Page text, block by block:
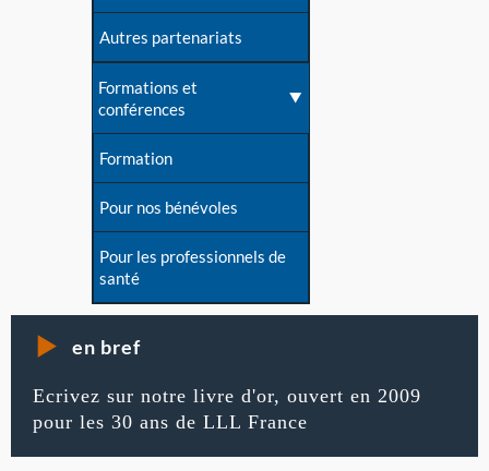
Autres partenariats
Formations et
conférences
Formation
Pour nos bénévoles
Pour les professionnels de
santé
en bref
Ecrivez sur notre livre d'or, ouvert en 2009
pour les 30 ans de LLL France